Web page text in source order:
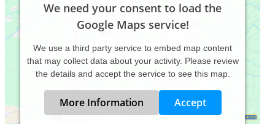
We need your consent to load the
Google Maps service!
We use a third party service to embed map content
that may collect data about your activity. Please review
the details and accept the service to see this map.
More Information Accept